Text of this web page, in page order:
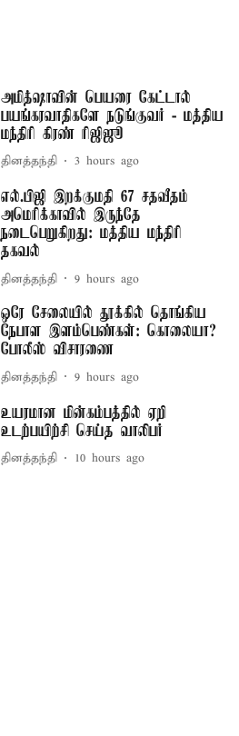
அமித்ஷாவின் பெயரை கேட்டால்
பயங்கரவாதிகளே நடுங்குவர் - மத்திய
மந்திரி கிரண் ரிஜிஜூ
தினத்தந்தி 3 hours ago
எல்.பிஜி இறக்குமதி 67 சதவீதம்
அமெரிக்காவில் இருந்தே
நடைபெறுகிறது: மத்திய மந்திரி
தகவல்
தினத்தந்தி 9 hours ago
ஒரே சேலையில் தூக்கில் தொங்கிய
நேபாள இளம்பெண்கள்: கொலையா?
போலீஸ் விசாரணை
தினத்தந்தி 9 hours ago
உயரமான மின்கம்பத்தில் ஏறி
உடற்பயிற்சி செய்த வாலிபர்
தினத்தந்தி 10 hours ago